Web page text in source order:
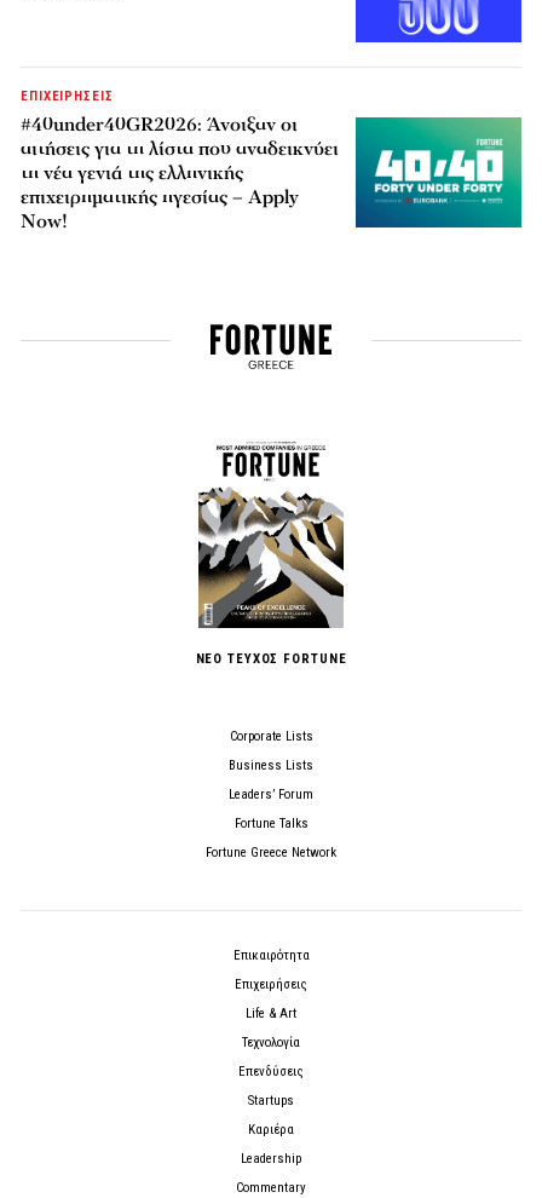
ΕΠΙΧΕΙΡΗΣΕΙΣ
#40under40GR2026: Άνοιξαν οι
αιτήσεις για τη λίστα που αναδεικνύει
τη νέα γενιά της ελληνικής
επιχειρηματικής ηγεσίας – Apply
Now!
ΝΕΟ ΤΕΥΧΟΣ FORTUNE
Corporate Lists
Business Lists
Leaders’ Forum
Fortune Talks
Fortune Greece Network
Επικαιρότητα
Επιχειρήσεις
Life & Art
Τεχνολογία
Επενδύσεις
Startups
Καριέρα
Leadership
Commentary